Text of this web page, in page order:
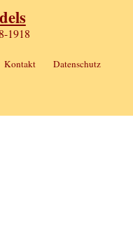
1918
Kontakt Datenschutz